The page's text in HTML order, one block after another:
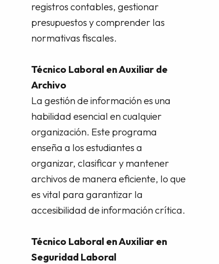
registros contables, gestionar
presupuestos y comprender las
normativas fiscales.
Técnico Laboral en Auxiliar de
Archivo
La gestión de información es una
habilidad esencial en cualquier
organización. Este programa
enseña a los estudiantes a
organizar, clasificar y mantener
archivos de manera eficiente, lo que
es vital para garantizar la
accesibilidad de información crítica.
Técnico Laboral en Auxiliar en
Seguridad Laboral